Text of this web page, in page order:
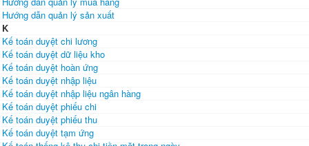
Hướng dẫn quản lý sản xuất
K
Kế toán duyệt chi lương
Kế toán duyệt dữ liệu kho
Kế toán duyệt hoàn ứng
Kế toán duyệt nhập liệu
Kế toán duyệt nhập liệu ngân hàng
Kế toán duyệt phiếu chi
Kế toán duyệt phiếu thu
Kế toán duyệt tạm ứng